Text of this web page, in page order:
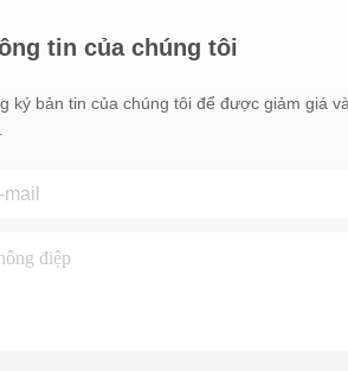
tin của chúng tôi
ký bản tin của chúng tôi để được giảm giá